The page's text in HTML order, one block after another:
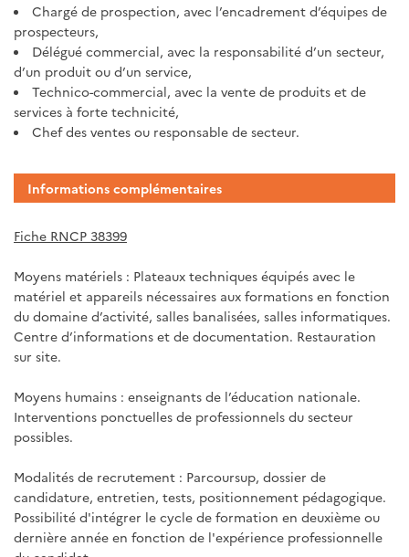
Chargé de prospection, avec l’encadrement d’équipes de
prospecteurs,
Délégué commercial, avec la responsabilité d’un secteur,
d’un produit ou d’un service,
Technico-commercial, avec la vente de produits et de
services à forte technicité,
Chef des ventes ou responsable de secteur.
Informations complémentaires
Fiche RNCP 38399
Moyens matériels : Plateaux techniques équipés avec le
matériel et appareils nécessaires aux formations en fonction
du domaine d’activité, salles banalisées, salles informatiques.
Centre d’informations et de documentation. Restauration
sur site.
Moyens humains : enseignants de l’éducation nationale.
Interventions ponctuelles de professionnels du secteur
possibles.
Modalités de recrutement : Parcoursup, dossier de
candidature, entretien, tests, positionnement pédagogique.
Possibilité d'intégrer le cycle de formation en deuxième ou
dernière année en fonction de l'expérience professionnelle